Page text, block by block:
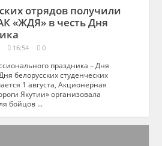
отрядов получили
«ЖДЯ» в честь Дня
16:54 0
праздника – Дня
белорусских студенческих
1 августа, Акционерная
Якутии» организовала
бойцов ...